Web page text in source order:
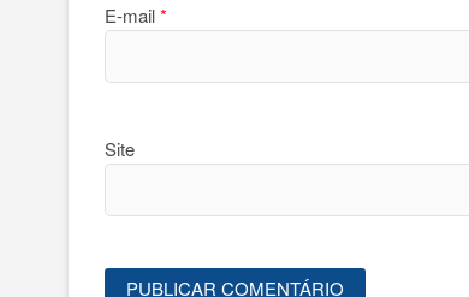
E-mail*
Site